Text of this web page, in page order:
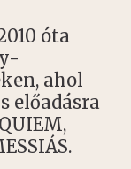
óta
ahol
előadásra